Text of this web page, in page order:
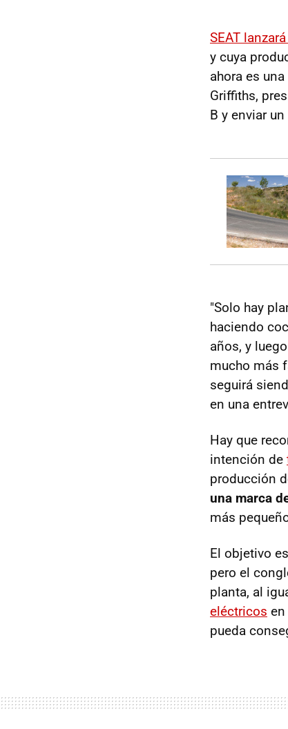
SEAT
y cuya
ahora es
Griffiths,
B y enviar
"Solo hay
haciendo
años, y
mucho más
seguirá
en una
Hay que
intención de
producción
una marca
más
El objetivo
pero el
planta, al
eléctricos en
pueda